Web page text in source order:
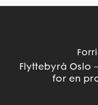
Flyttebyrå Oslo
for en